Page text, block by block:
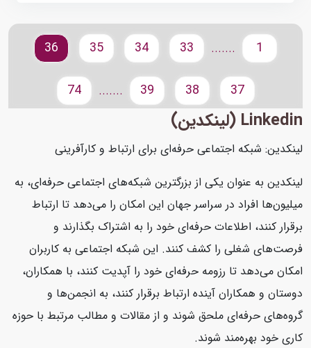
.......
33
34
35
36
37
38
39
.......
74
Linkedin (لینکدین)
لینکدین: شبکه اجتماعی حرفه‌ای برای ارتباط و کارآفرینی
لینکدین به عنوان یکی از بزرگترین شبکه‌های اجتماعی حرفه‌ای، به
میلیون‌ها افراد در سراسر جهان این امکان را می‌دهد تا ارتباط
برقرار کنند، اطلاعات حرفه‌ای خود را به اشتراک بگذارند و
فرصت‌های شغلی را کشف کنند. این شبکه اجتماعی به کاربران
امکان می‌دهد تا رزومه حرفه‌ای خود را آپدیت کنند، با همکاران،
دوستان و همکاران آینده ارتباط برقرار کنند، به انجمن‌ها و
گروه‌های حرفه‌ای ملحق شوند و از مقالات و مطالب مرتبط با حوزه
کاری خود بهره‌مند شوند.